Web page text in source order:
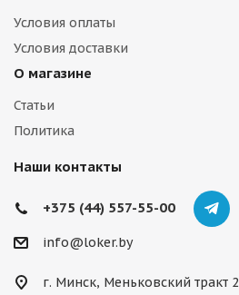
Условия оплаты
Условия доставки
О магазине
Статьи
Политика
Наши контакты
+375 (44) 557-55-00
info@loker.by
г. Минск, Меньковский тракт 2